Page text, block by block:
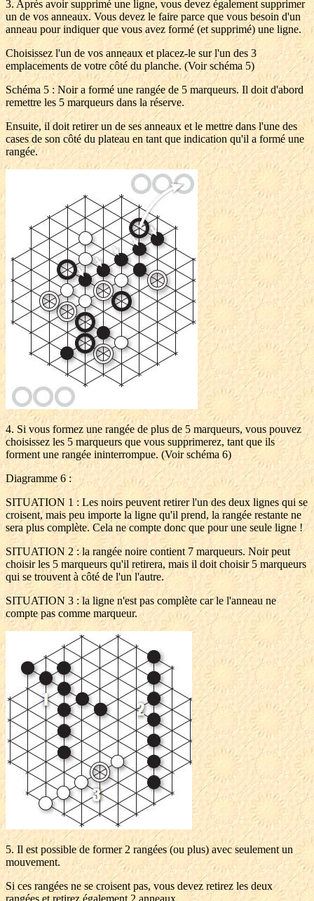
3. Après avoir supprimé une ligne, vous devez également supprimer
un de vos anneaux. Vous devez le faire parce que vous besoin d'un
anneau pour indiquer que vous avez formé (et supprimé) une ligne.
Choisissez l'un de vos anneaux et placez-le sur l'un des 3
emplacements de votre côté du planche. (Voir schéma 5)
Schéma 5 : Noir a formé une rangée de 5 marqueurs. Il doit d'abord
remettre les 5 marqueurs dans la réserve.
Ensuite, il doit retirer un de ses anneaux et le mettre dans l'une des
cases de son côté du plateau en tant que indication qu'il a formé une
rangée.
4. Si vous formez une rangée de plus de 5 marqueurs, vous pouvez
choisissez les 5 marqueurs que vous supprimerez, tant que ils
forment une rangée ininterrompue. (Voir schéma 6)
Diagramme 6 :
SITUATION 1 : Les noirs peuvent retirer l'un des deux lignes qui se
croisent, mais peu importe la ligne qu'il prend, la rangée restante ne
sera plus complète. Cela ne compte donc que pour une seule ligne !
SITUATION 2 : la rangée noire contient 7 marqueurs. Noir peut
choisir les 5 marqueurs qu'il retirera, mais il doit choisir 5 marqueurs
qui se trouvent à côté de l'un l'autre.
SITUATION 3 : la ligne n'est pas complète car le l'anneau ne
compte pas comme marqueur.
5. Il est possible de former 2 rangées (ou plus) avec seulement un
mouvement.
Si ces rangées ne se croisent pas, vous devez retirez les deux
rangées et retirez également 2 anneaux.